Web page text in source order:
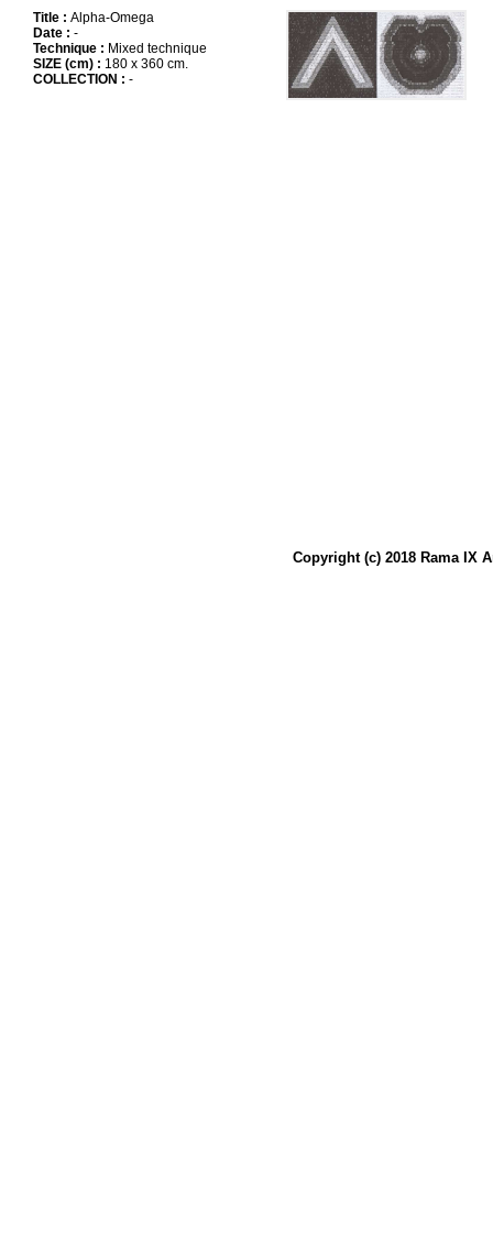
Title : Alpha-Omega
Date : -
Technique : Mixed technique
SIZE (cm) : 180 x 360 cm.
COLLECTION : -
Copyright (c) 2018 Rama IX